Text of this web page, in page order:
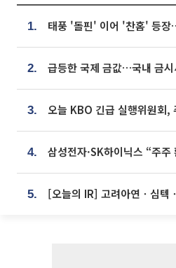
1.
2. 급등한 국제 금값…국내 금시
3. 오늘 KBO 긴급 실행위원회,
4. 삼성전자·SK하이닉스 “주
5. [오늘의 IR] 고려아연ㆍ심텍